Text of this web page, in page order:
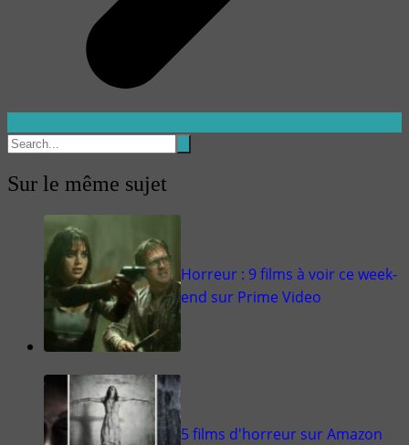
Sur le même sujet
Horreur : 9 films à voir ce week-
end sur Prime Video
5 films d'horreur sur Amazon